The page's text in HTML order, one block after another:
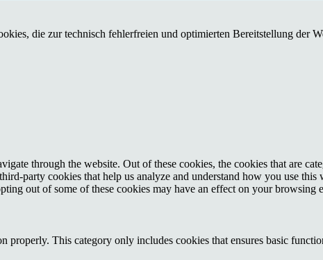
die zur technisch fehlerfreien und optimierten Bereitstellung der
through the website. Out of these cookies, the cookies that are
party cookies that help us analyze and understand how you use
out of some of these cookies may have an effect on your browsing
properly. This category only includes cookies that ensures basic